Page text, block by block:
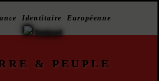
Identitaire Européenne
& PEUPLE